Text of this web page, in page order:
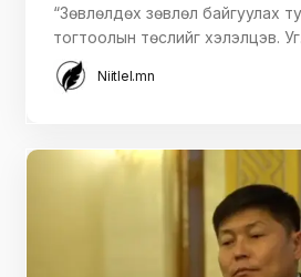
“Зөвлөлдөх зөвлөл байгуулах
тогтоолын төслийг хэлэлцэв.
Niitlel.mn